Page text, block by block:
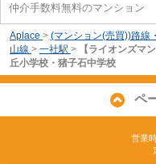
仲介手数料無料のマンション
Aplace > (マンション(売買))路線
山線 > 一社駅 >
【ライオンズマ
丘小学校・猪子石中学校
ペ
営業